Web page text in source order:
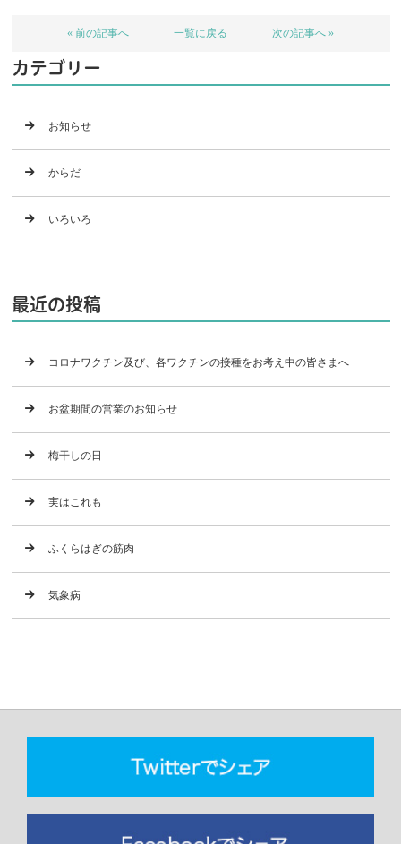
« 前の記事へ 一覧に戻る 次の記事へ »
カテゴリー
お知らせ
からだ
いろいろ
最近の投稿
コロナワクチン及び、各ワクチンの接種をお考え中の皆さまへ
お盆期間の営業のお知らせ
梅干しの日
実はこれも
ふくらはぎの筋肉
気象病